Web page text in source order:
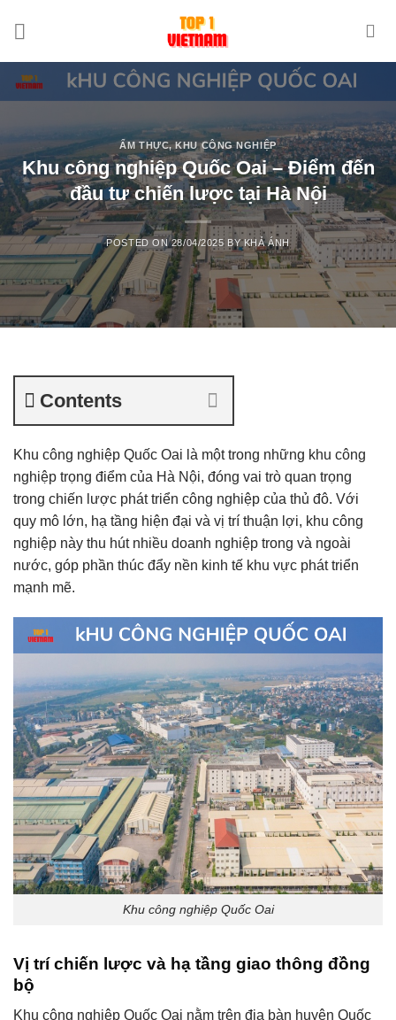
ẨM THỰC,KHU CÔNG NGHIỆP
Khu công nghiệp Quốc Oai – Điểm đến
đầu tư chiến lược tại Hà Nội
POSTED ON28/04/2025 BY KHẢ ÁNH
Contents
Khu công nghiệp Quốc Oai là một trong những khu công
nghiệp trọng điểm của Hà Nội, đóng vai trò quan trọng
trong chiến lược phát triển công nghiệp của thủ đô. Với
quy mô lớn, hạ tầng hiện đại và vị trí thuận lợi, khu công
nghiệp này thu hút nhiều doanh nghiệp trong và ngoài
nước, góp phần thúc đẩy nền kinh tế khu vực phát triển
mạnh mẽ.
Khu công nghiệp Quốc Oai
Vị trí chiến lược và hạ tầng giao thông đồng
bộ
Khu công nghiệp Quốc Oai nằm trên địa bàn huyện Quốc